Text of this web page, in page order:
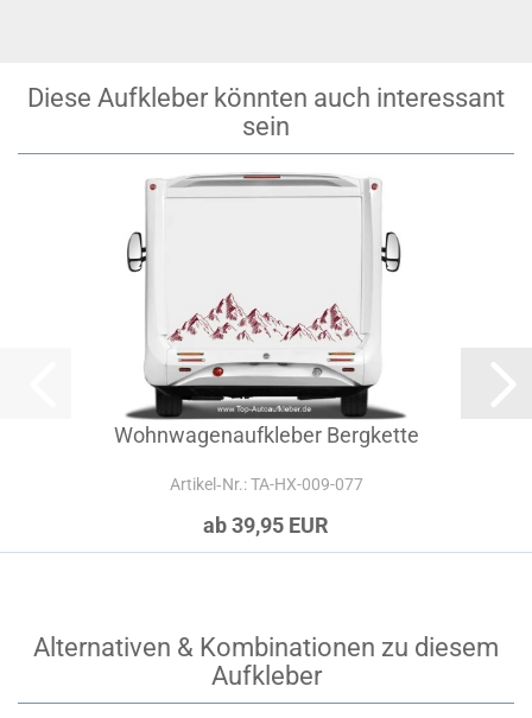
Diese Aufkleber könnten auch interessant
sein
Wohnwagenaufkleber Bergkette
Artikel‑Nr.: TA-HX-009-077
ab 39,95 EUR
Alternativen & Kombinationen zu diesem
Aufkleber